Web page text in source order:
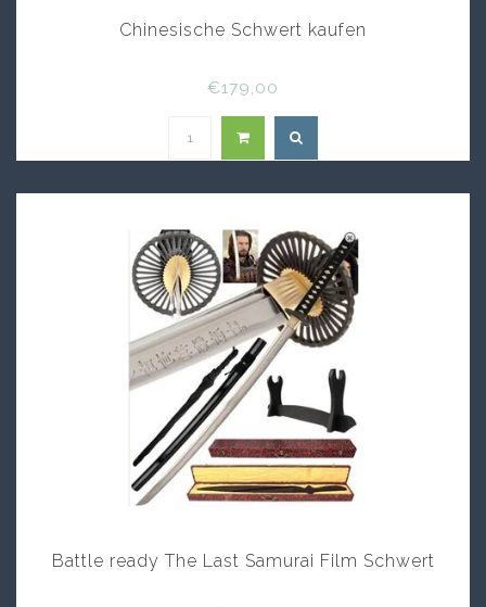
Chinesische Schwert kaufen
€179,00
Battle ready The Last Samurai Film Schwert